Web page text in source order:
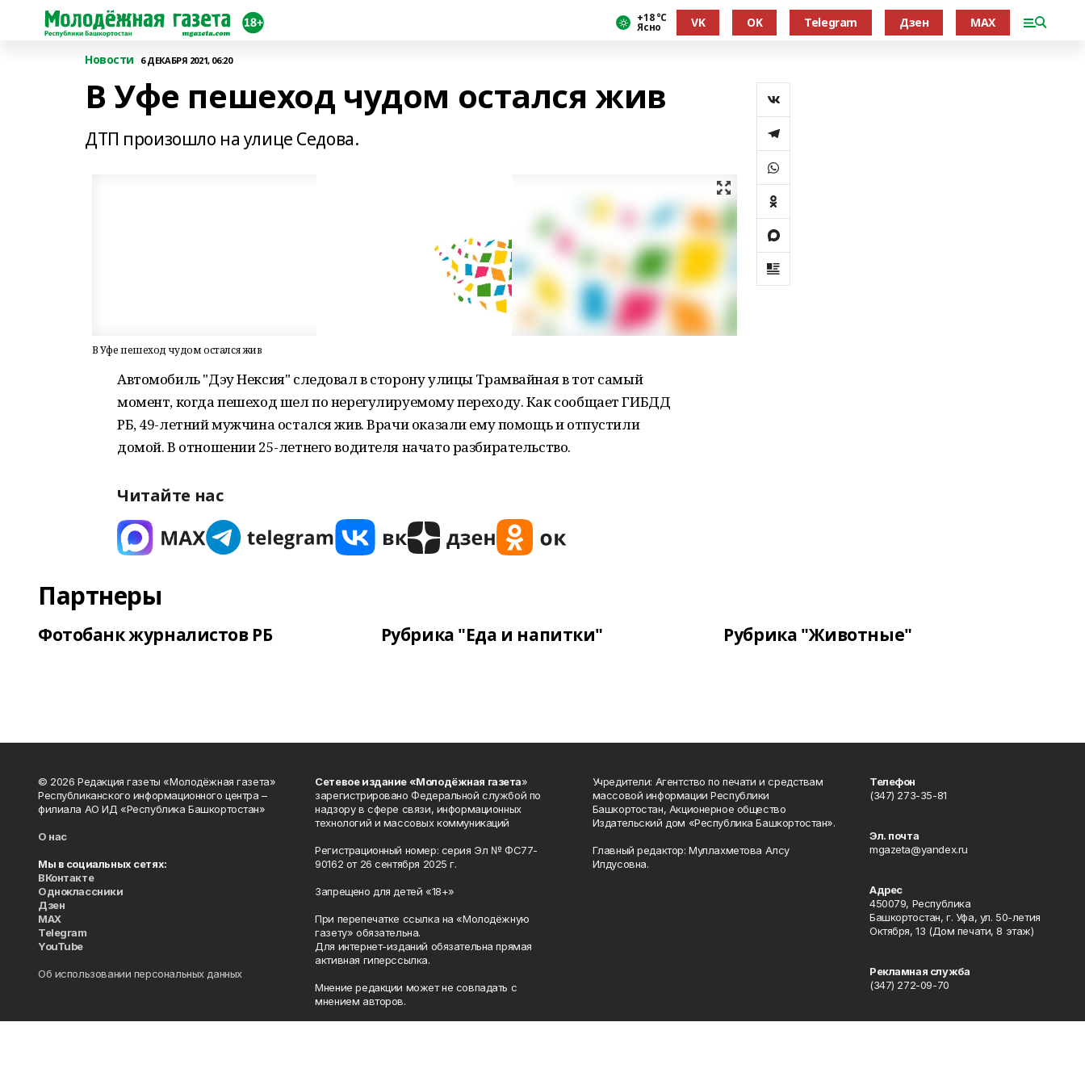
+18 °С
Ясно VK OK Telegram Дзен MAX
Новости 6 ДЕКАБРЯ 2021, 06:20
В Уфе пешеход чудом остался жив
ДТП произошло на улице Седова.
В Уфе пешеход чудом остался жив
Автомобиль "Дэу Нексия" следовал в сторону улицы Трамвайная в тот самый
момент, когда пешеход шел по нерегулируемому переходу. Как сообщает ГИБДД
РБ, 49-летний мужчина остался жив. Врачи оказали ему помощь и отпустили
домой. В отношении 25-летнего водителя начато разбирательство.
Читайте нас
Партнеры
Фотобанк журналистов РБ Рубрика "Еда и напитки" Рубрика "Животные"
© 2026 Редакция газеты «Молодёжная газета»
Республиканского информационного центра –
филиала АО ИД «Республика Башкортостан»
О нас
Мы в социальных сетях:
ВКонтакте
Одноклассники
Дзен
MAX
Telegram
YouTube
Об использовании персональных данных
Сетевое издание «Молодёжная газета»
зарегистрировано Федеральной службой по
надзору в сфере связи, информационных
технологий и массовых коммуникаций
Регистрационный номер: серия Эл № ФС77-
90162 от 26 сентября 2025 г.
Запрещено для детей «18+»
При перепечатке ссылка на «Молодёжную
газету» обязательна.
Для интернет-изданий обязательна прямая
активная гиперссылка.
Мнение редакции может не совпадать с
мнением авторов.
Учредители: Агентство по печати и средствам
массовой информации Республики
Башкортостан, Акционерное общество
Издательский дом «Республика Башкортостан».
Главный редактор: Муллахметова Алсу
Илдусовна.
Телефон
(347) 273-35-81
Эл. почта
mgazeta@yandex.ru
Адрес
450079, Республика
Башкортостан, г. Уфа, ул. 50-летия
Октября, 13 (Дом печати, 8 этаж)
Рекламная служба
(347) 272-09-70